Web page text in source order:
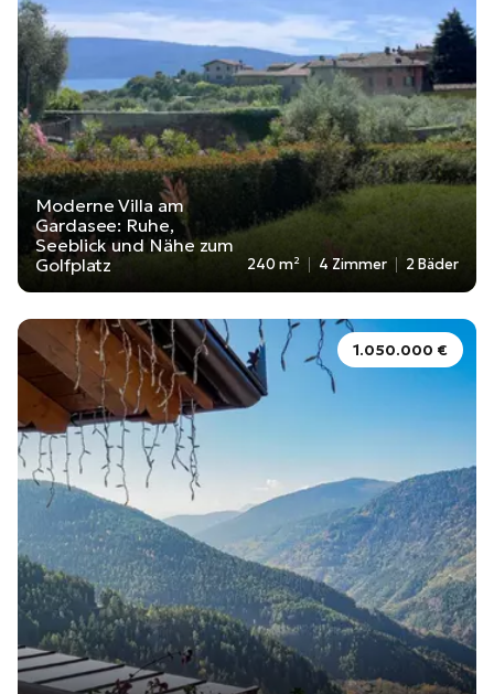
Moderne Villa am
Gardasee: Ruhe,
Seeblick und Nähe zum
Golfplatz
240 m² 4 Zimmer 2 Bäder
1.050.000 €